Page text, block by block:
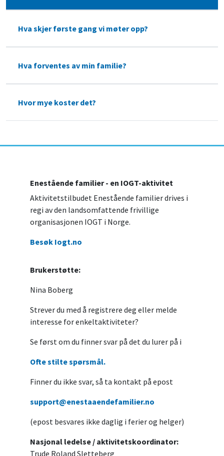
Hva skjer første gang vi møter opp?
Hva forventes av min familie?
Hvor mye koster det?
Enestående familier - en IOGT-aktivitet
Aktivitetstilbudet Enestående familier drives i
regi av den landsomfattende frivillige
organisasjonen IOGT i Norge.
Besøk Iogt.no
Brukerstøtte:
Nina Boberg
Strever du med å registrere deg eller melde
interesse for enkeltaktiviteter?
Se først om du finner svar på det du lurer på i
Ofte stilte spørsmål.
Finner du ikke svar, så ta kontakt på epost
support@enestaaendefamilier.no
(epost besvares ikke daglig i ferier og helger)
Nasjonal ledelse / aktivitetskoordinator:
Trude Roland Sletteberg